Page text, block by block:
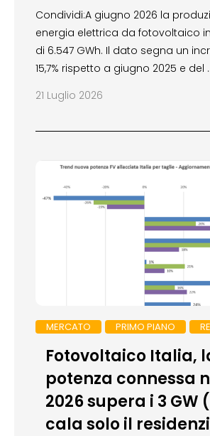
Condividi:A giugno 2026 la
energia elettrica da fotovoltaico
di 6.547 GWh. Il dato segna un
15,7% rispetto a giugno 2025 e del
21 Luglio 2026
MERCATO PRIMO PIANO
Fotovoltaico Italia,
potenza connessa
2026 supera i 3 GW
cala solo il